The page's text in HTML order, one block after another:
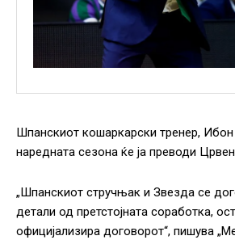
Шпанскиот кошаркарски тренер,
наредната сезона ќе ја преводи
„Шпанскиот стручњак и Звезда се
детали од претстојната соработка,
официјализира договорот“, пишува